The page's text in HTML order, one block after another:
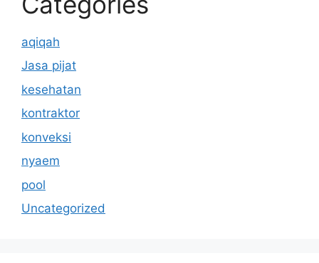
aqiqah
Jasa pijat
kesehatan
kontraktor
konveksi
nyaem
pool
Uncategorized